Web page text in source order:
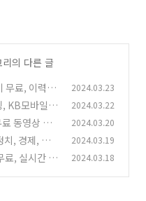
의 다른 글
무료, 이력서
2024.03.23
, KB모바일인
2024.03.22
동영상 플
2024.03.20
치, 경제, 사
2024.03.19
료, 실시간 T
2024.03.18